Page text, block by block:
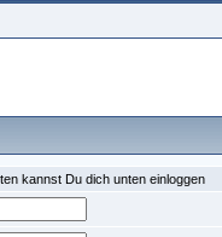
kannst Du dich unten einloggen